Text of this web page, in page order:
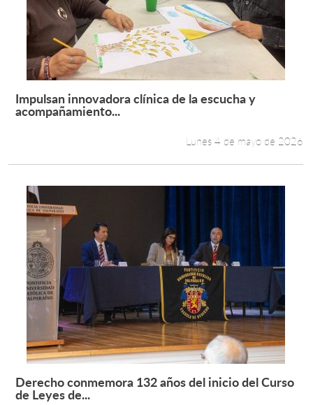
Leer más +
Impulsan innovadora clínica de la escucha y
acompañamiento...
Lunes 4 de mayo de 2026
Leer más +
Derecho conmemora 132 años del inicio del Curso
de Leyes de...